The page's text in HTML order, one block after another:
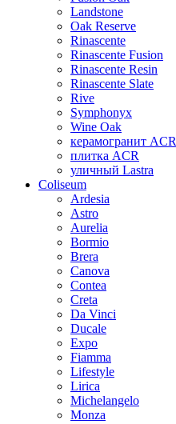
Landstone
Oak Reserve
Rinascente
Rinascente Fusion
Rinascente Resin
Rinascente Slate
Rive
Symphonyx
Wine Oak
керамогранит ACR
плитка ACR
уличный Lastra
Coliseum
Ardesia
Astro
Aurelia
Bormio
Brera
Canova
Contea
Creta
Da Vinci
Ducale
Expo
Fiamma
Lifestyle
Lirica
Michelangelo
Monza